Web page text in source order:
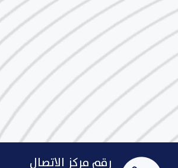
رقم مركز الاتصال